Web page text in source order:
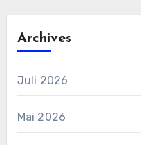
Archives
Juli 2026
Mai 2026